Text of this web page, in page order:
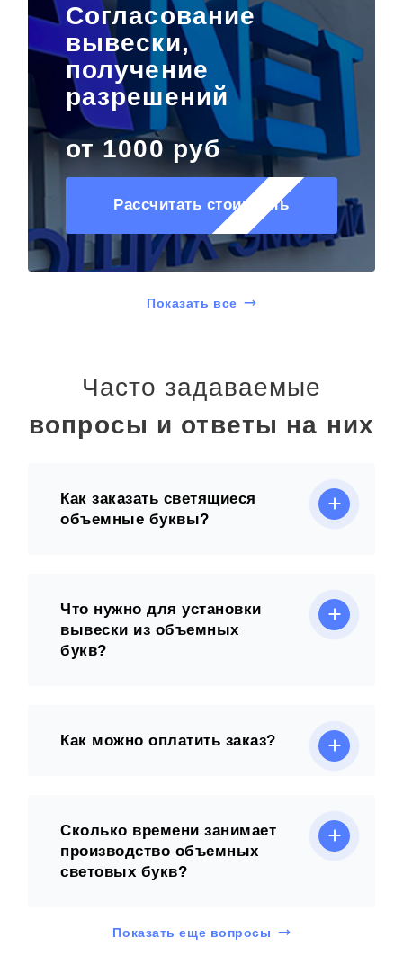
Согласование
вывески,
получение
разрешений
от 1000 руб
Рассчитать стоимость
Показать все
Часто задаваемые
вопросы и ответы на них
Как заказать светящиеся
объемные буквы?
Что нужно для установки
вывески из объемных
букв?
Как можно оплатить заказ?
Сколько времени занимает
производство объемных
световых букв?
Показать еще вопросы